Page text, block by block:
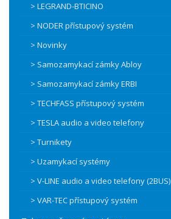
> LEGRAND-BTICINO
> NODER přístupový systém
> Novinky
> Samozamykací zámky Abloy
> Samozamykací zámky ERBI
> TECHFASS přístupový systém
> TESLA audio a video telefony
> Turnikety
> Uzamykací systémy
> V-LINE audio a video telefony (2BUS)
> VAR-TEC přístupový systém